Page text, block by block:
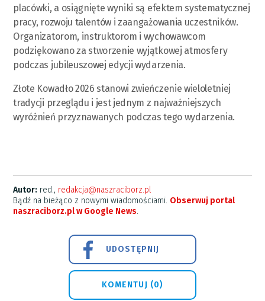
placówki, a osiągnięte wyniki są efektem systematycznej
pracy, rozwoju talentów i zaangażowania uczestników.
Organizatorom, instruktorom i wychowawcom
podziękowano za stworzenie wyjątkowej atmosfery
podczas jubileuszowej edycji wydarzenia.
Złote Kowadło 2026 stanowi zwieńczenie wieloletniej
tradycji przeglądu i jest jednym z najważniejszych
wyróżnień przyznawanych podczas tego wydarzenia.
Autor: red., redakcja@naszraciborz.pl
Bądź na bieżąco z nowymi wiadomościami. Obserwuj portal
naszraciborz.pl w Google News.
UDOSTĘPNIJ
KOMENTUJ (0)